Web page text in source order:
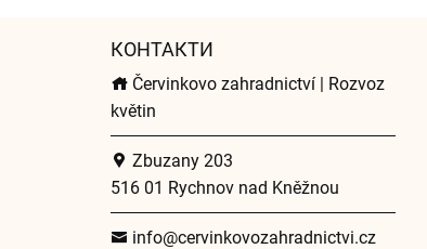
КОНТАКТИ
Červinkovo zahradnictví | Rozvoz
květin
Zbuzany 203
516 01 Rychnov nad Kněžnou
info@cervinkovozahradnictvi.cz